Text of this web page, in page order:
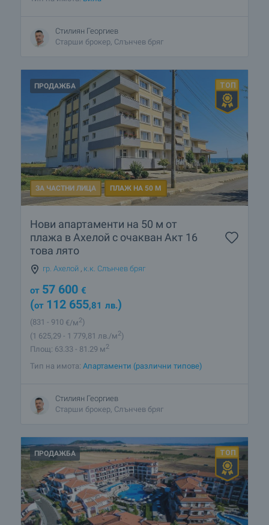
Стилиян Георгиев
Старши брокер, Слънчев бряг
ПРОДАЖБА
ЗА ЧАСТНИ ЛИЦА ПЛАЖ НА 50 М
Нови апартаменти на 50 м от
плажа в Ахелой с очакван Акт 16
това лято
гр. Ахелой , к.к. Слънчев бряг
от 57 600 €
(от 112 655,81 лв.)
(831 - 910 €/м2)
(1 625,29 - 1 779,81 лв./м2)
Площ: 63.33 - 81.29 м2
Тип на имота: Апартаменти (различни типове)
Стилиян Георгиев
Старши брокер, Слънчев бряг
ПРОДАЖБА